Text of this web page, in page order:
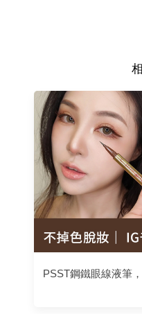
PSST鋼鐵眼線液筆